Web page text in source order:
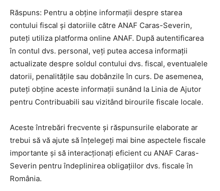
Răspuns: Pentru a obține informații despre starea
contului fiscal și datoriile către ANAF Caras-Severin,
puteți utiliza platforma online ANAF. După autentificarea
în contul dvs. personal, veți putea accesa informații
actualizate despre soldul contului dvs. fiscal, eventualele
datorii, penalitățile sau dobânzile în curs. De asemenea,
puteți obține aceste informații sunând la Linia de Ajutor
pentru Contribuabili sau vizitând birourile fiscale locale.
Aceste întrebări frecvente și răspunsurile elaborate ar
trebui să vă ajute să înțelegeți mai bine aspectele fiscale
importante și să interacționați eficient cu ANAF Caras-
Severin pentru îndeplinirea obligațiilor dvs. fiscale în
România.